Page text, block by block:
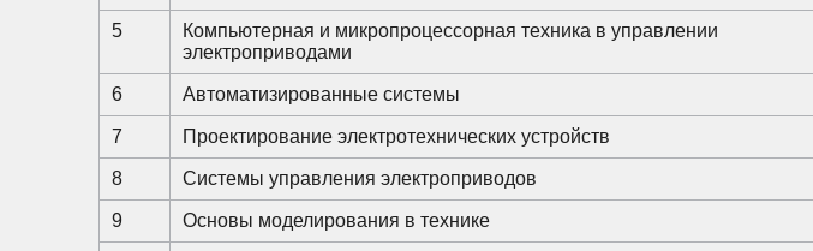
5
Компьютерная и микропроцессорная техника в управлении
электроприводами
6 Автоматизированные системы
7 Проектирование электротехнических устройств
8 Системы управления электроприводов
9 Основы моделирования в технике